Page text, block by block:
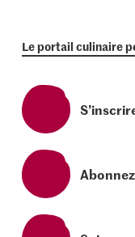
Le portail culinaire